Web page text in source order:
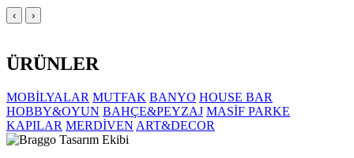
‹ ›
ÜRÜNLER
MOBİLYALAR MUTFAK BANYO HOUSE BAR
HOBBY&OYUN BAHÇE&PEYZAJ MASİF PARKE
KAPILAR MERDİVEN ART&DECOR